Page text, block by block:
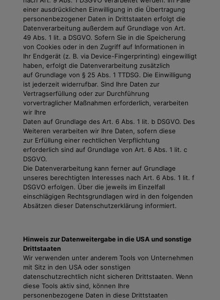
einer ausdrücklichen Einwilligung in die Übertragung
personenbezogener Daten in Drittstaaten erfolgt die
Datenverarbeitung außerdem auf Grundlage von Art.
49 Abs. 1 lit. a DSGVO. Sofern Sie in die Speicherung
von Cookies oder in den Zugriff auf Informationen in
Ihr Endgerät (z. B. via Device-Fingerprinting) eingewilligt
haben, erfolgt die Datenverarbeitung zusätzlich
auf Grundlage von § 25 Abs. 1 TTDSG. Die Einwilligung
ist jederzeit widerrufbar. Sind Ihre Daten zur
Vertragserfüllung oder zur Durchführung
vorvertraglicher Maßnahmen erforderlich, verarbeiten
wir Ihre
Daten auf Grundlage des Art. 6 Abs. 1 lit. b DSGVO. Des
Weiteren verarbeiten wir Ihre Daten, sofern diese
zur Erfüllung einer rechtlichen Verpflichtung
erforderlich sind auf Grundlage von Art. 6 Abs. 1 lit. c
DSGVO.
Die Datenverarbeitung kann ferner auf Grundlage
unseres berechtigten Interesses nach Art. 6 Abs. 1 lit. f
DSGVO erfolgen. Über die jeweils im Einzelfall
einschlägigen Rechtsgrundlagen wird in den folgenden
Absätzen dieser Datenschutzerklärung informiert.
Hinweis zur Datenweitergabe in die USA und sonstige
Drittstaaten
Wir verwenden unter anderem Tools von Unternehmen
mit Sitz in den USA oder sonstigen
datenschutzrechtlich nicht sicheren Drittstaaten. Wenn
diese Tools aktiv sind, können Ihre
personenbezogene Daten in diese Drittstaaten